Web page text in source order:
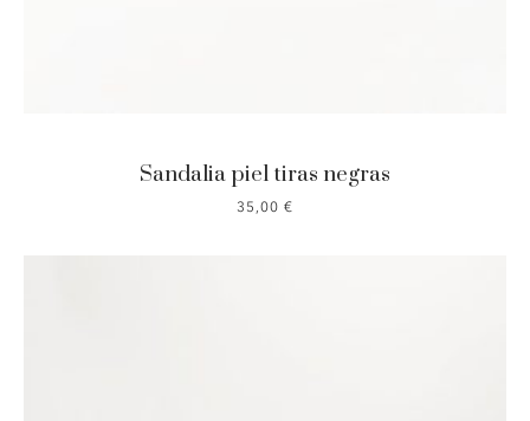
Sandalia piel tiras negras
35,00 €